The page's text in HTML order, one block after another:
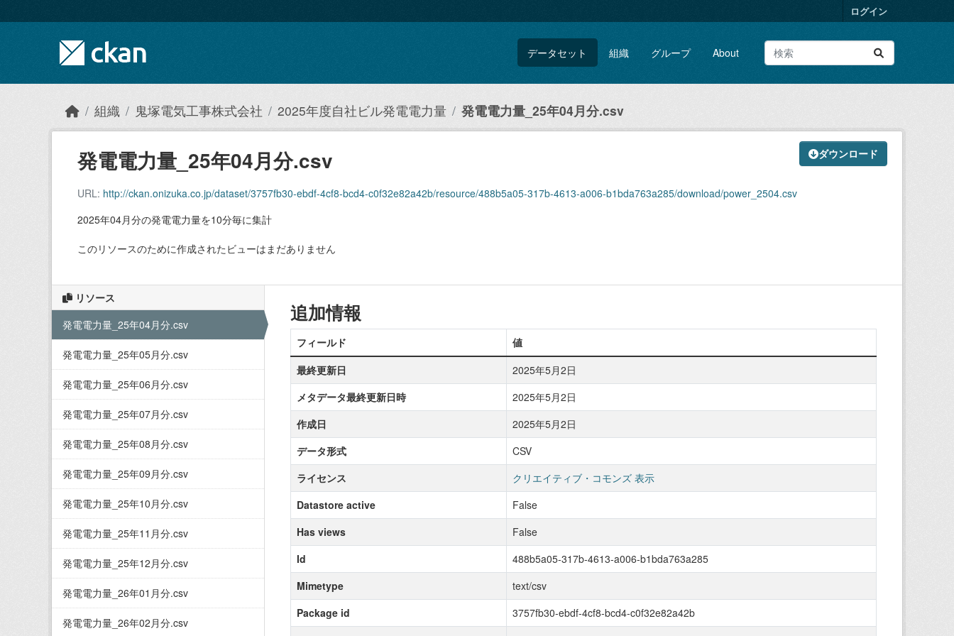
ログイン
データセット 組織 グループ About
組織 鬼塚電気工事株式会社 2025年度自社ビル発電電力量 発電電力量_25年04月分.csv
ダウンロード
発電電力量_25年04月分.csv
URL: http://ckan.onizuka.co.jp/dataset/3757fb30-ebdf-4cf8-bcd4-c0f32e82a42b/resource/488b5a05-317b-4613-a006-b1bda763a285/download/power_2504.csv
2025年04月分の発電電力量を10分毎に集計
このリソースのために作成されたビューはまだありません
リソース
発電電力量_25年04月分.csv
発電電力量_25年05月分.csv
発電電力量_25年06月分.csv
発電電力量_25年07月分.csv
発電電力量_25年08月分.csv
発電電力量_25年09月分.csv
発電電力量_25年10月分.csv
発電電力量_25年11月分.csv
発電電力量_25年12月分.csv
発電電力量_26年01月分.csv
発電電力量_26年02月分.csv
追加情報
フィールド
値
最終更新日
2025年5月2日
メタデータ最終更新日時
2025年5月2日
作成日
2025年5月2日
データ形式
CSV
ライセンス
クリエイティブ・コモンズ 表示
Datastore active
False
Has views
False
Id
488b5a05-317b-4613-a006-b1bda763a285
Mimetype
text/csv
Package id
3757fb30-ebdf-4cf8-bcd4-c0f32e82a42b